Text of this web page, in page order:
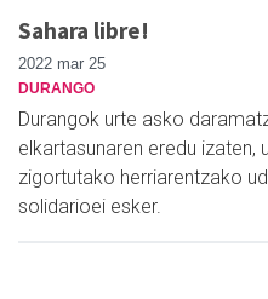
Sahara libre!
2022 mar 25
DURANGO
Durangok urte asko
elkartasunaren eredu izaten,
zigortutako herriarentzako
solidarioei esker.